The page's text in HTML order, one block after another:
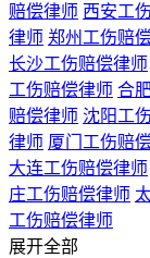
赔偿律师 西安工
律师 郑州工伤赔
长沙工伤赔偿律师
工伤赔偿律师 合
赔偿律师 沈阳工
律师 厦门工伤赔
大连工伤赔偿律师
庄工伤赔偿律师
工伤赔偿律师
展开全部